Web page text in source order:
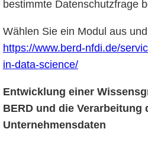
bestimmte Datenschutzfrage
Wählen Sie ein Modul aus
https://www.berd-nfdi.de/
in-data-science/
Entwicklung einer
BERD und die Verarbeitung
Unternehmensdaten